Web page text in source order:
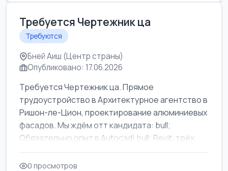
Требуется Чертежник ца
Требуются
Бней Аиш (Центр страны)
Опубликовано: 17.06.2026
Требуется Чертежник ца. Прямое
трудоустройство в Архитектурное агентство в
Ришон-ле-Цион, проектирование алюминиевых
фасадов. Мы ждём отт кандидата: bull;
Обязательно опыт в Autocad! bull; Revit, трёх...
0 просмотров